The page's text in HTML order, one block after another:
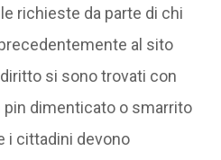
richieste da parte di chi
al sito
si sono trovati con
dimenticato o smarrito
i cittadini devono